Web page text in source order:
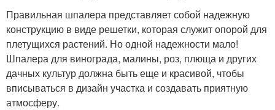
Правильная шпалера представляет собой надежную
конструкцию в виде решетки, которая служит опорой для
плетущихся растений. Но одной надежности мало!
Шпалера для винограда, малины, роз, плюща и других
дачных культур должна быть еще и красивой, чтобы
вписываться в дизайн участка и создавать приятную
атмосферу.